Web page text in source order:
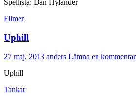
Spellista: Dan Hylander
Filmer
Uphill
27 maj, 2013 anders Lämna en kommentar
Uphill
Tankar